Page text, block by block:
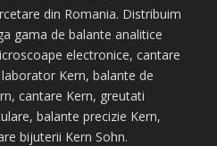
din Romania. Distribuim
gama de balante analitice
electronice, cantare
Kern, balante de
cantare Kern, greutati
balante precizie Kern,
bijuterii Kern Sohn.